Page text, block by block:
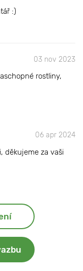
:)
03 nov 2023
rostliny,
06 apr 2024
děkujeme za vaši